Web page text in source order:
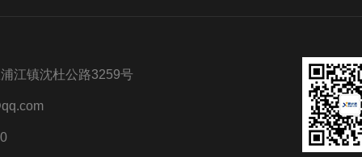
江镇沈杜公路3259号